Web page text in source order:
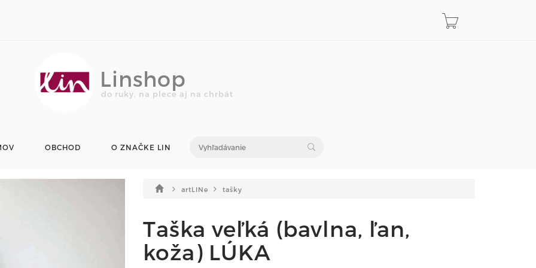
Linshop
do ruky, na plece aj na chrbát
OBCHOD O ZNAČKE LIN
artLINe tašky
Taška veľká (bavlna, ľan,
koža) LÚKA